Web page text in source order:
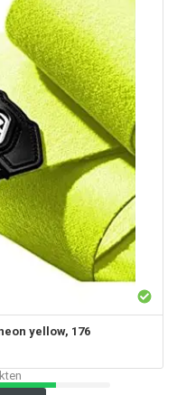
yellow, 176